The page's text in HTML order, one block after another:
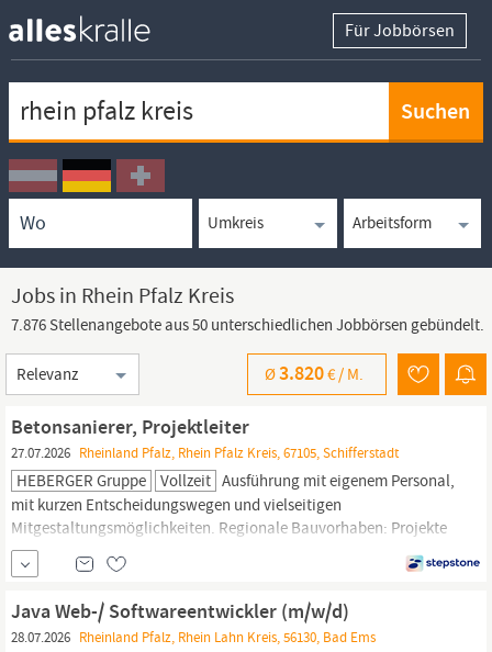
Für Jobbörsen
Ortssuche
Umkreissuche
Arbeitsform
Jobs in Rhein Pfalz Kreis
7.876 Stellenangebote aus 50 unterschiedlichen Jobbörsen gebündelt.
Sortierung
Ø3.820€ / M.
Betonsanierer, Projektleiter
27.07.2026 Rheinland Pfalz, Rhein Pfalz Kreis, 67105, Schifferstadt
HEBERGER Gruppe Vollzeit Ausführung mit eigenem Personal,
mit kurzen Entscheidungswegen und vielseitigen
Mitgestaltungsmöglichkeiten. Regionale Bauvorhaben: Projekte
in der
Rhein-Neckar-Metropole
– in der Regel Tagespendelbereich
ohne bundesweite Reisetätigkeit, planbare Arbeitszeiten.
Weiterentwicklung: Individuelle Förderung durch
Weiterbildungen, Verantwortung und klare...
Java Web-/ Softwareentwickler (m/w/d)
28.07.2026 Rheinland Pfalz, Rhein Lahn Kreis, 56130, Bad Ems